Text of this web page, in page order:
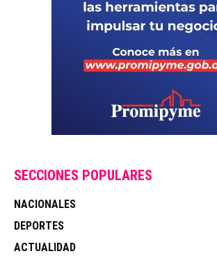
SECCIONES POPULARES
NACIONALES
DEPORTES
ACTUALIDAD